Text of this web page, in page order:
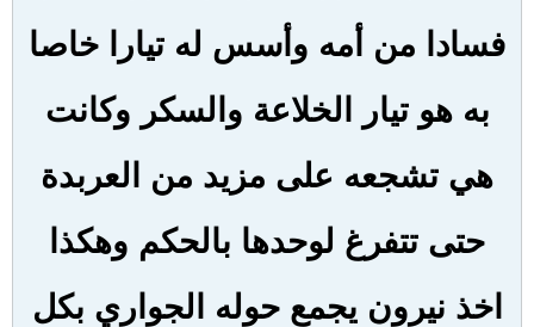
فسادا من أمه وأسس له تيارا خاصا
به هو تيار الخلاعة والسكر وكانت
هي تشجعه على مزيد من العربدة
حتى تتفرغ لوحدها بالحكم وهكذا
اخذ نيرون يجمع حوله الجواري بكل